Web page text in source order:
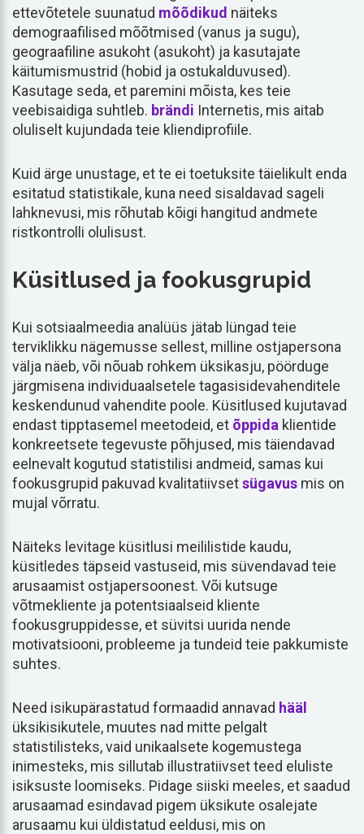
ettevõtetele suunatud mõõdikud näiteks
demograafilised mõõtmised (vanus ja sugu),
geograafiline asukoht (asukoht) ja kasutajate
käitumismustrid (hobid ja ostukalduvused).
Kasutage seda, et paremini mõista, kes teie
veebisaidiga suhtleb. brändi Internetis, mis aitab
oluliselt kujundada teie kliendiprofiile.
Kuid ärge unustage, et te ei toetuksite täielikult enda
esitatud statistikale, kuna need sisaldavad sageli
lahknevusi, mis rõhutab kõigi hangitud andmete
ristkontrolli olulisust.
Küsitlused ja fookusgrupid
Kui sotsiaalmeedia analüüs jätab lüngad teie
terviklikku nägemusse sellest, milline ostjapersona
välja näeb, või nõuab rohkem üksikasju, pöörduge
järgmisena individuaalsetele tagasisidevahenditele
keskendunud vahendite poole. Küsitlused kujutavad
endast tipptasemel meetodeid, et õppida klientide
konkreetsete tegevuste põhjused, mis täiendavad
eelnevalt kogutud statistilisi andmeid, samas kui
fookusgrupid pakuvad kvalitatiivsetsügavus mis on
mujal võrratu.
Näiteks levitage küsitlusi meililistide kaudu,
küsitledes täpseid vastuseid, mis süvendavad teie
arusaamist ostjapersoonest. Või kutsuge
võtmekliente ja potentsiaalseid kliente
fookusgruppidesse, et süvitsi uurida nende
motivatsiooni, probleeme ja tundeid teie pakkumiste
suhtes.
Need isikupärastatud formaadid annavad hääl
üksikisikutele, muutes nad mitte pelgalt
statistilisteks, vaid unikaalsete kogemustega
inimesteks, mis sillutab illustratiivset teed eluliste
isiksuste loomiseks. Pidage siiski meeles, et saadud
arusaamad esindavad pigem üksikute osalejate
arusaamu kui üldistatud eeldusi, mis on